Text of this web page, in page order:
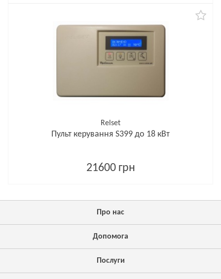
Relset
Пульт керування S399 до 18 кВт
21600 грн
Про нас
Допомога
Послуги